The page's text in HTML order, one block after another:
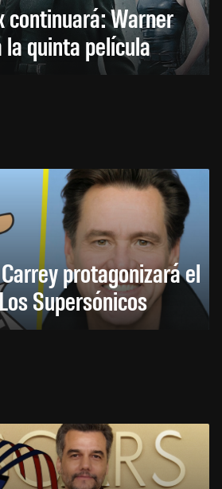
continuará: Warner
quinta película
protagonizará el
Supersónicos